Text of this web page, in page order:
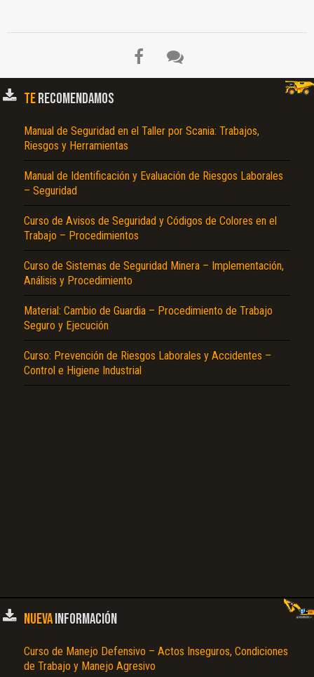
TERECOMENDAMOS
Manual de Seguridad en el Taller por Scania: Trabajos,
Riesgos y Herramientas
Manual de Identificación y Evaluación de Riesgos Laborales
– Seguridad
Curso de Avisos de Seguridad y Códigos de Colores en el
Trabajo – Procedimientos
Curso de Sistemas de Seguridad Minera – Implementación,
Análisis y Procedimiento
Material: Cambio de Guardia – Procedimiento de Trabajo
Seguro y Ejecución
Curso: Prevención de Riesgos Laborales y Accidentes –
Control e Higiene Industrial
NUEVAINFORMACIÓN
Curso de Manejo Defensivo – Actos Inseguros, Condiciones
de Trabajo y Manejo Agresivo
El Título es incorrecto según el contenido.
Texto o Imagen de portada son erróneos.
No carga o no se visualiza el contenido.
Reportar otro tipo de error...